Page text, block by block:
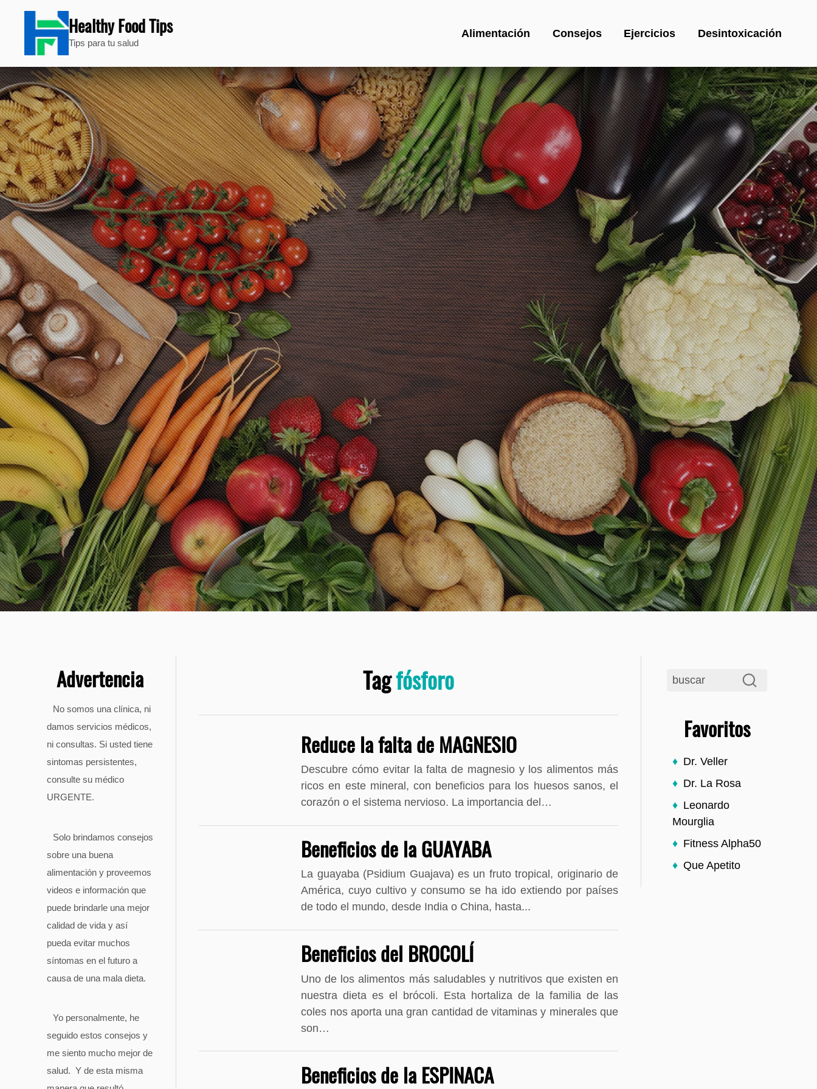
Healthy Food Tips
Tips para tu salud
Alimentación Consejos Ejercicios Desintoxicación
Advertencia
No somos una clínica, ni
damos servicios médicos,
ni consultas. Si usted tiene
sintomas persistentes,
consulte su médico
URGENTE.
Solo brindamos consejos
sobre una buena
alimentación y proveemos
videos e información que
puede brindarle una mejor
calidad de vida y así
pueda evitar muchos
síntomas en el futuro a
causa de una mala dieta.
Yo personalmente, he
seguido estos consejos y
me siento mucho mejor de
salud. Y de esta misma
Favoritos
Dr. Veller
Dr. La Rosa
Leonardo
Mourglia
Fitness Alpha50
Que Apetito
Tagfósforo
Reduce la falta de MAGNESIO
Descubre cómo evitar la falta de magnesio y los alimentos más
ricos en este mineral, con beneficios para los huesos sanos, el
corazón o el sistema nervioso. La importancia del…
Beneficios de la GUAYABA
La guayaba (Psidium Guajava) es un fruto tropical, originario de
América, cuyo cultivo y consumo se ha ido extiendo por países
de todo el mundo, desde India o China, hasta...
Beneficios del BROCOLÍ
Uno de los alimentos más saludables y nutritivos que existen en
nuestra dieta es el brócoli. Esta hortaliza de la familia de las
coles nos aporta una gran cantidad de vitaminas y minerales que
son…
Beneficios de la ESPINACA